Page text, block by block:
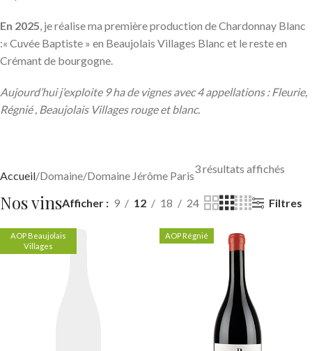
En 2025, je réalise ma première production de Chardonnay Blanc
:« Cuvée Baptiste » en Beaujolais Villages Blanc et le reste en
Crémant de bourgogne.
Aujourd’hui j’exploite 9 ha de vignes avec 4 appellations : Fleurie,
Régnié , Beaujolais Villages rouge et blanc.
Accueil Domaine Domaine Jérôme Paris
3 résultats affichés
Nos vinsAfficher 9 12 18 24 Filtres
AOP Beaujolais
Villages
AOP Régnié